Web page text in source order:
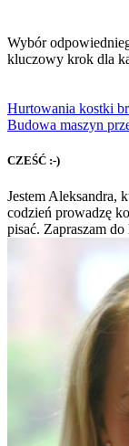
Wybór
kluczowy krok dla
Hurtowania kostki
Budowa maszyn
CZEŚĆ :-)
Jestem Aleksandra,
codzień prowadzę
pisać. Zapraszam